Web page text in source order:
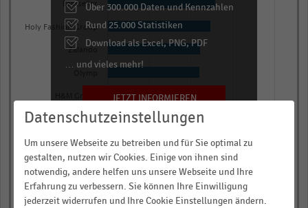
categories.
The
axis
Mittelwert
der
Imagebewertung.
Range:
Mittelwert der Imagebewertung
Bestseller
Holy Fashion Group
Zalando
0,00 0,25 0,50
© Handelsdaten 2026
End
interactive
chart
Über 300.000 Daten und Kennzahlen
Rund 25.000 Statistiken
Download als Excel, PNG, PDF
… und vieles mehr!
JETZT INFORMIEREN
Datenschutzeinstellungen
Um unsere Webseite zu betreiben und für Sie optimal zu
gestalten, nutzen wir Cookies. Einige von ihnen sind
notwendig, andere helfen uns unsere Webseite und Ihre
Erfahrung zu verbessern. Sie können Ihre Einwilligung
jederzeit widerrufen und Ihre Cookie Einstellungen ändern.